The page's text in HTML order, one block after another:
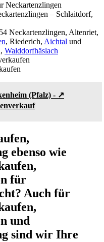
Neckartenzlingen
– Schlaitdorf,
Neckartenzlingen, Altenriet,
, Riederich, Aichtal und
Walddorfhäslach
(Pfalz) - ↗️
ebenso wie
für
Auch für
und
sind wir Ihre